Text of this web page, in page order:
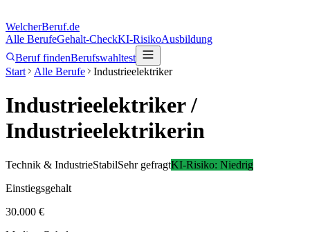
WelcherBeruf.de
Alle BerufeGehalt-CheckKI-RisikoAusbildung
Beruf findenBerufswahltest
Start
Alle Berufe Industrieelektriker
Industrieelektriker/
Industrieelektrikerin
Technik & IndustrieStabilSehr gefragtKI-Risiko: Niedrig
Einstiegsgehalt
30.000 €